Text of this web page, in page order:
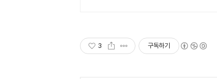
3 구독하기